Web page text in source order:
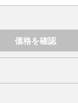
価格を確認